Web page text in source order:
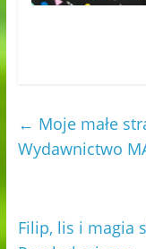
← Moje małe
Wydawnictwo
Filip, lis i magia